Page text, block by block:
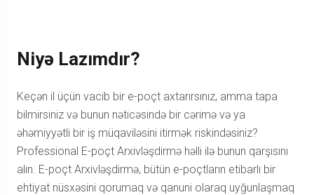
Niyə Lazımdır?
Keçən il üçün vacib bir e-poçt axtarırsınız, amma tapa
bilmirsiniz və bunun nəticəsində bir cərimə və ya
əhəmiyyətli bir iş müqaviləsini itirmək riskindəsiniz?
Professional E-poçt Arxivləşdirmə həlli ilə bunun qarşısını
alın. E-poçt Arxivləşdirmə, bütün e-poçtların etibarlı bir
ehtiyat nüsxəsini qorumaq və qanuni olaraq uyğunlaşmaq